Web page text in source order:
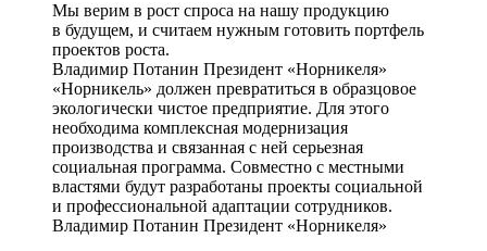
Мы верим в рост спроса на нашу продукцию
в будущем, и считаем нужным готовить портфель
проектов роста.
Владимир Потанин Президент «Норникеля»
«Норникель» должен превратиться в образцовое
экологически чистое предприятие. Для этого
необходима комплексная модернизация
производства и связанная с ней серьезная
социальная программа. Совместно с местными
властями будут разработаны проекты социальной
и профессиональной адаптации сотрудников.
Владимир Потанин Президент «Норникеля»